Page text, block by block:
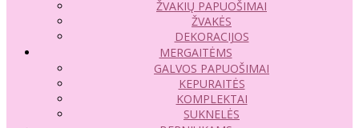
ŽVAKIŲ PAPUOŠIMAI
ŽVAKĖS
DEKORACIJOS
MERGAITĖMS
GALVOS PAPUOŠIMAI
KEPURAITĖS
KOMPLEKTAI
SUKNELĖS